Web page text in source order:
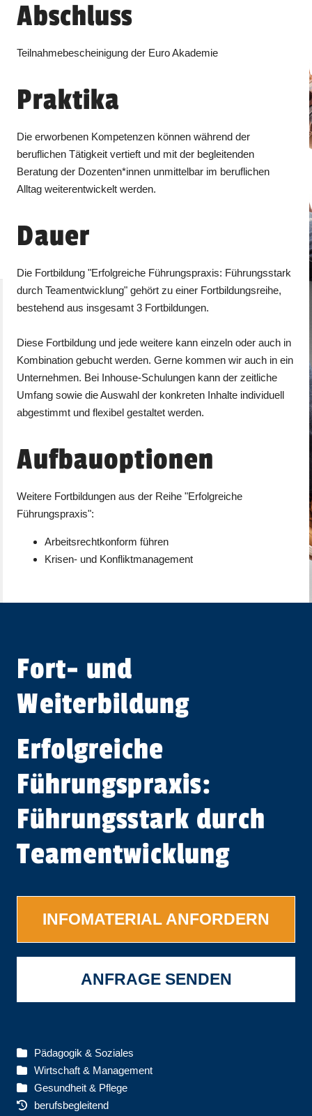
Abschluss
Teilnahmebescheinigung der Euro Akademie
Praktika
Die erworbenen Kompetenzen können während der
beruflichen Tätigkeit vertieft und mit der begleitenden
Beratung der Dozenten*innen unmittelbar im beruflichen
Alltag weiterentwickelt werden.
Dauer
Die Fortbildung "Erfolgreiche Führungspraxis: Führungsstark
durch Teamentwicklung" gehört zu einer Fortbildungsreihe,
bestehend aus insgesamt 3 Fortbildungen.
Diese Fortbildung und jede weitere kann einzeln oder auch in
Kombination gebucht werden. Gerne kommen wir auch in ein
Unternehmen. Bei Inhouse-Schulungen kann der zeitliche
Umfang sowie die Auswahl der konkreten Inhalte individuell
abgestimmt und flexibel gestaltet werden.
Aufbauoptionen
Weitere Fortbildungen aus der Reihe "Erfolgreiche
Führungspraxis":
Arbeitsrechtkonform führen
Krisen- und Konfliktmanagement
Fort- und
Weiterbildung
Erfolgreiche
Führungspraxis:
Führungsstark durch
Teamentwicklung
INFOMATERIAL ANFORDERN
ANFRAGE SENDEN
Pädagogik & Soziales
Wirtschaft & Management
Gesundheit & Pflege
berufsbegleitend